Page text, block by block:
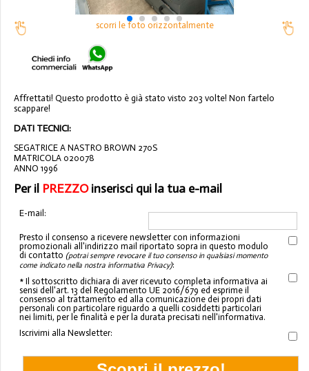
scorri le foto orizzontalmente
Affrettati! Questo prodotto è già stato visto 203 volte! Non fartelo
scappare!
DATI TECNICI:
SEGATRICE A NASTRO BROWN 270S
MATRICOLA 020078
ANNO 1996
Per il PREZZOinserisci qui la tua e-mail
E-mail:
Presto il consenso a ricevere newsletter con informazioni
promozionali all'indirizzo mail riportato sopra in questo modulo
di contatto (potrai sempre revocare il tuo consenso in qualsiasi momento
come indicato nella nostra informativa Privacy):
* Il sottoscritto dichiara di aver ricevuto completa informativa ai
sensi dell'art. 13 del Regolamento UE 2016/679 ed esprime il
consenso al trattamento ed alla comunicazione dei propri dati
personali con particolare riguardo a quelli cosiddetti particolari
nei limiti, per le finalità e per la durata precisati nell'informativa.
Iscrivimi alla Newsletter: